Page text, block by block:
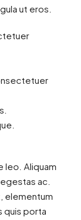
ut eros.
leo. Aliquam
ac.
elementum
quis porta